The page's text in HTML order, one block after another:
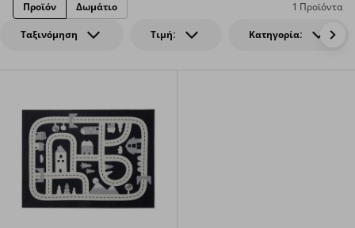
Ταξινόμηση Τιμή: Κατηγορία:
1 Προϊόντα
Προϊόν Δωμάτιο